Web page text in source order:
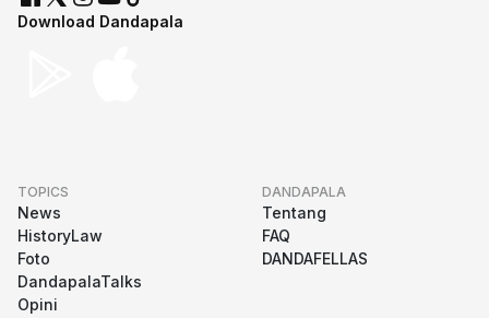
Download Dandapala
TOPICS
News
HistoryLaw
Foto
DandapalaTalks
Opini
DANDAPALA
Tentang
FAQ
DANDAFELLAS